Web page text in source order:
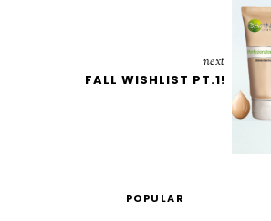
next
FALL WISHLIST PT.1!
POPULAR